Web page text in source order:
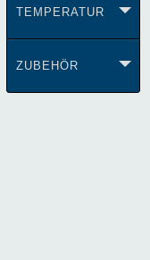
TEMPERATUR
ZUBEHÖR